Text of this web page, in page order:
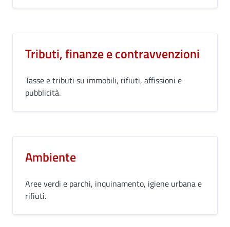
Tributi, finanze e contravvenzioni
Tasse e tributi su immobili, rifiuti, affissioni e
pubblicità.
Ambiente
Aree verdi e parchi, inquinamento, igiene urbana e
rifiuti.